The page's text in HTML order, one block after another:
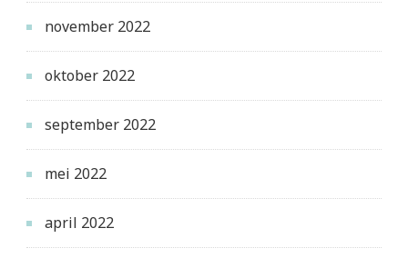
november 2022
oktober 2022
september 2022
mei 2022
april 2022